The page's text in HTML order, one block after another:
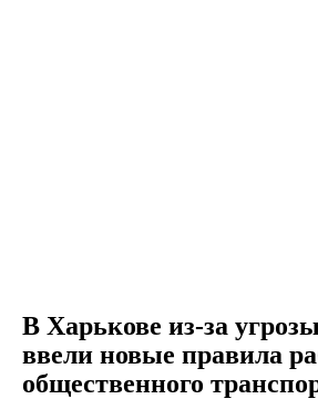
В Харькове из-за
ввели новые правила
общественного